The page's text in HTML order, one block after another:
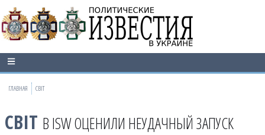
ГЛАВНАЯ СВІТ
СВІТ В ISW ОЦЕНИЛИ НЕУДАЧНЫЙ ЗАПУСК